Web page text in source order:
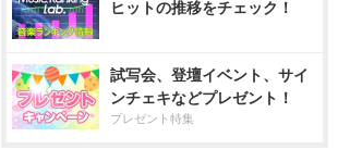
ヒットの推移をチェック！
試写会、登壇イベント、サイ
ンチェキなどプレゼント！
プレゼント特集